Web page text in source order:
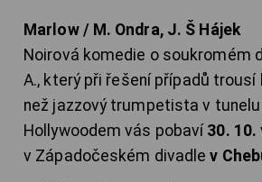
Marlow / M. Ondra, J. Š Hájek
Noirová komedie o soukromém
A., který při řešení případů trousí
než jazzový trumpetista v tunelu
Hollywoodem vás pobaví 30. 10.
v Západočeském divadlev